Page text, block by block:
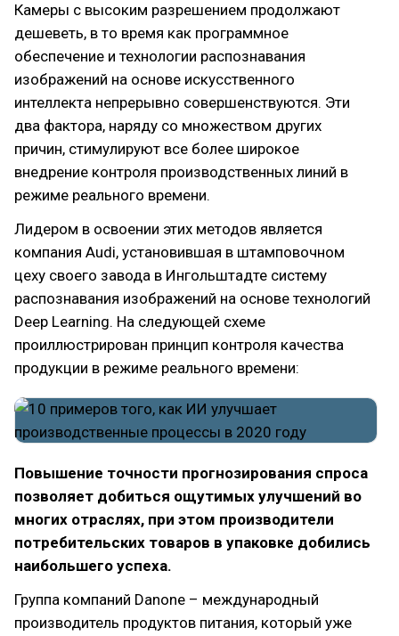
Камеры с высоким разрешением продолжают
дешеветь, в то время как программное
обеспечение и технологии распознавания
изображений на основе искусственного
интеллекта непрерывно совершенствуются. Эти
два фактора, наряду со множеством других
причин, стимулируют все более широкое
внедрение контроля производственных линий в
режиме реального времени.
Лидером в освоении этих методов является
компания Audi, установившая в штамповочном
цеху своего завода в Ингольштадте систему
распознавания изображений на основе технологий
Deep Learning. На следующей схеме
проиллюстрирован принцип контроля качества
продукции в режиме реального времени:
Повышение точности прогнозирования спроса
позволяет добиться ощутимых улучшений во
многих отраслях, при этом производители
потребительских товаров в упаковке добились
наибольшего успеха.
Группа компаний Danone – международный
производитель продуктов питания, который уже